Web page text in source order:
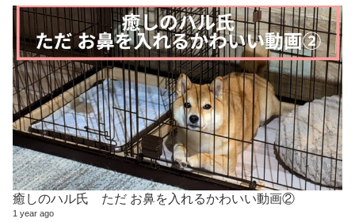
癒しのハル氏 ただ お鼻を入れるかわいい動画②
1 year ago